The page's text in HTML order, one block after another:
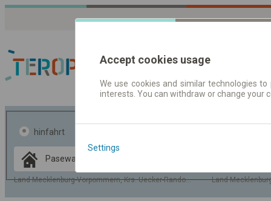
Fahrplandaten |
hinfahrt
Land Mecklenburg-Vorpommern, Krs. Uecker-Randow, Gem. Pasewalk
Land
Data CC-BY-SA
OpenStreetMap
GeoLite data by
Accept cookies usage
We use cookies and similar technologies
interests. You can withdraw or change
Settings